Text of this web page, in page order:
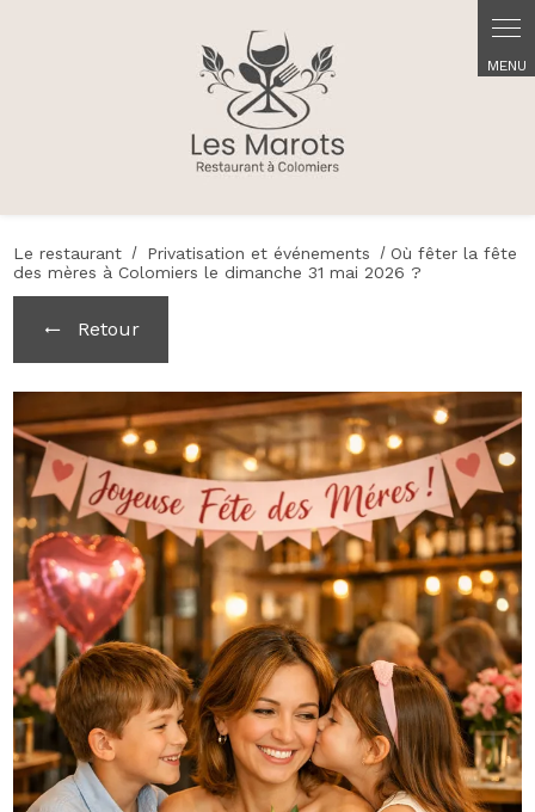
Le restaurant Privatisation et événements
Où fêter la fête
des mères à Colomiers le dimanche 31 mai 2026 ?
Retour